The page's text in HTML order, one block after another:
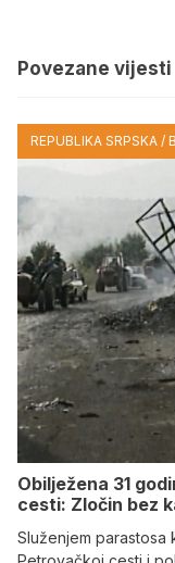
Povezane vijesti
REPUBLIKA SRPSKA /
Obilježena 31
cesti: Zločin bez
Služenjem parastosa